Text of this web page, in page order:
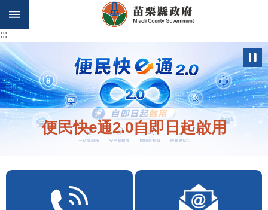
跳到主要內容區塊
:::
:::
便民快e通2.0自即日起啟用